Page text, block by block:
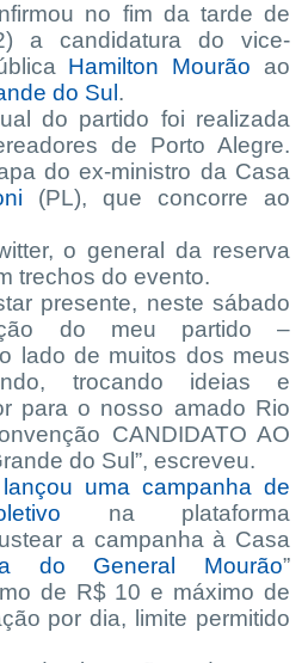
no fim da tarde de
a candidatura do vice-
Hamilton Mourão ao
do Sul .
do partido foi realizada
de Porto Alegre.
do ex-ministro da Casa
(PL), que concorre ao
o general da reserva
trechos do evento.
presente, neste sábado
do meu partido –
lado de muitos dos meus
trocando ideias e
para o nosso amado Rio
CANDIDATO AO
do Sul”, escreveu.
lançou uma campanha de
na plataforma
a campanha à Casa
do General Mourão”
de R$ 10 e máximo de
por dia, limite permitido